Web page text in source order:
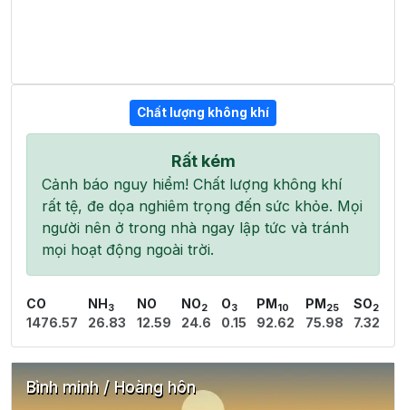
Chất lượng không khí
Rất kém
Cảnh báo nguy hiểm! Chất lượng không khí
rất tệ, đe dọa nghiêm trọng đến sức khỏe. Mọi
người nên ở trong nhà ngay lập tức và tránh
mọi hoạt động ngoài trời.
CO
1476.57
NH 3
26.83
NO
12.59
NO2
24.6
O3
0.15
PM 10
92.62
PM 25
75.98
SO2
7.32
Bình minh / Hoàng hôn